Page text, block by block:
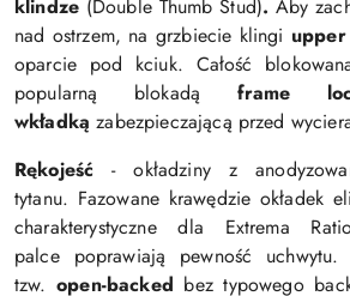
klindze (Double Thumb Stud). Aby
nad ostrzem, na grzbiecie klingi
oparcie pod kciuk. Całość
popularną blokadą frame
wkładką zabezpieczającą przed
Rękojeść
- okładziny z
tytanu. Fazowane krawędzie okładek
charakterystyczne dla Extrema
palce poprawiają pewność uchwytu.
tzw.open-backed bez typowego